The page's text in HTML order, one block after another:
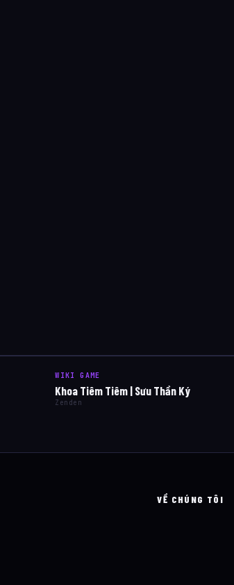
WIKI GAME
Khoa Tiêm Tiêm | Sưu Thần Ký
Zenden
VỀ CHÚNG TÔI